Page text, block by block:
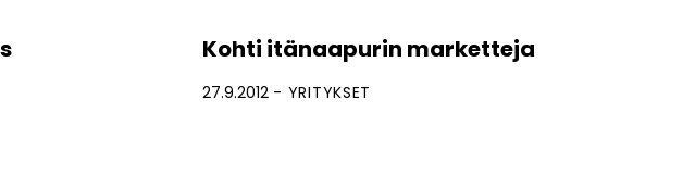
Kohti itänaapurin marketteja
27.9.2012 YRITYKSET